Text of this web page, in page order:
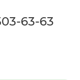
63-63